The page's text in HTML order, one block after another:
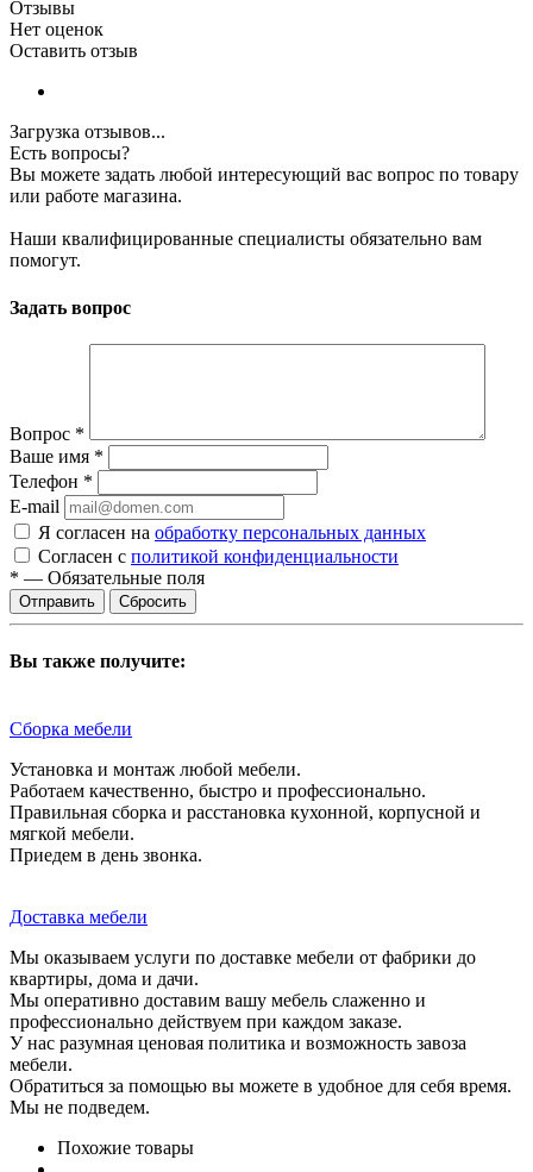
Отзывы
Нет оценок
Оставить отзыв
Загрузка отзывов...
Есть вопросы?
Вы можете задать любой интересующий вас вопрос по товару
или работе магазина.
Наши квалифицированные специалисты обязательно вам
помогут.
Задать вопрос
Вопрос *
Ваше имя *
Телефон *
E-mail
Я согласен на обработку персональных данных
Согласен с политикой конфиденциальности
* — Обязательные поля
Сбросить
Вы также получите:
Сборка мебели
Установка и монтаж любой мебели.
Работаем качественно, быстро и профессионально.
Правильная сборка и расстановка кухонной, корпусной и
мягкой мебели.
Приедем в день звонка.
Доставка мебели
Мы оказываем услуги по доставке мебели от фабрики до
квартиры, дома и дачи.
Мы оперативно доставим вашу мебель слаженно и
профессионально действуем при каждом заказе.
У нас разумная ценовая политика и возможность завоза
мебели.
Обратиться за помощью вы можете в удобное для себя время.
Мы не подведем.
Похожие товары